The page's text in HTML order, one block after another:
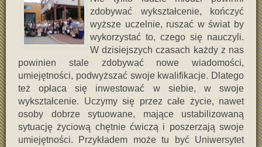
zdobywać wykształcenie, kończyć
wyższe uczelnie, ruszać w świat by
wykorzystać to, czego się nauczyli.
W dzisiejszych czasach każdy z nas
powinien stale zdobywać nowe wiadomości,
umiejętności, podwyższać swoje kwalifikacje. Dlatego
też opłaca się inwestować w siebie, w swoje
wykształcenie. Uczymy się przez całe życie, nawet
osoby dobrze sytuowane, mające ustabilizowaną
sytuację życiową chętnie ćwiczą i poszerzają swoje
umiejętności. Przykładem może tu być Uniwersytet